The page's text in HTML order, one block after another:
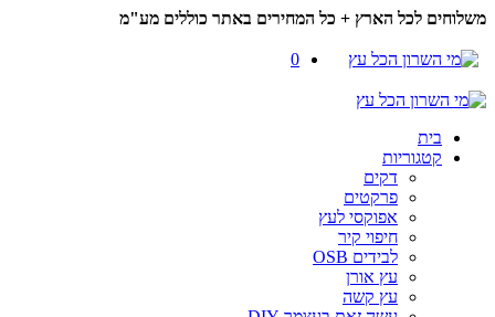
משלוחים לכל הארץ + כל המחירים באתר כוללים מע"מ
0
בית
קטגוריות
דקים
פרקטים
אפוקסי לעץ
חיפוי קיר
לבידים OSB
עץ אורן
עץ קשה